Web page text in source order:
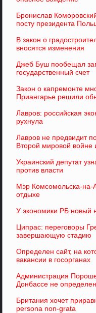
Бронислав
посту президента
В закон о
вносятся изменения
Джеб Буш пообещал
государственный счет
Закон о капремонте
Приангарье решили
Лавров: российская
рухнула
Лавров не предвидит
Второй мировой войне
Украинский депутат
против власти
Мэр Комсомольска-на-
отдыхе
У экономики РБ новый
Ципрас: переговоры
завершающую стадию
Определен сайт, на
вакансии в госорганах
Администрация
Донбассе не
Британия хочет
persona non-grata